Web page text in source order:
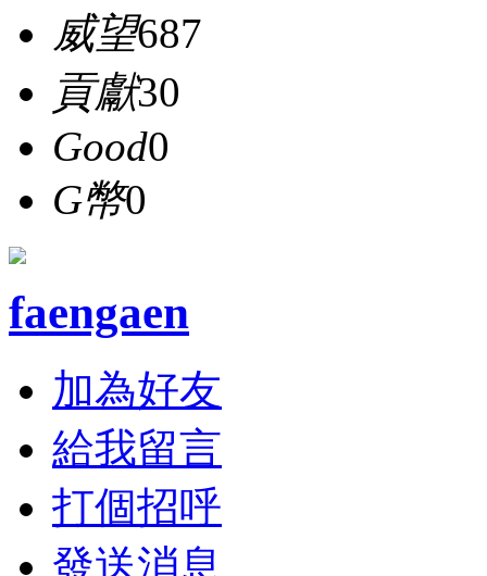
威望687
貢獻30
Good0
G幣0
faengaen
加為好友
給我留言
打個招呼
發送消息